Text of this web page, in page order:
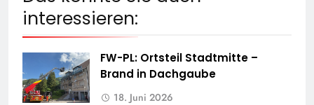
interessieren:
FW-PL: Ortsteil Stadtmitte –
Brand in Dachgaube
18. Juni 2026